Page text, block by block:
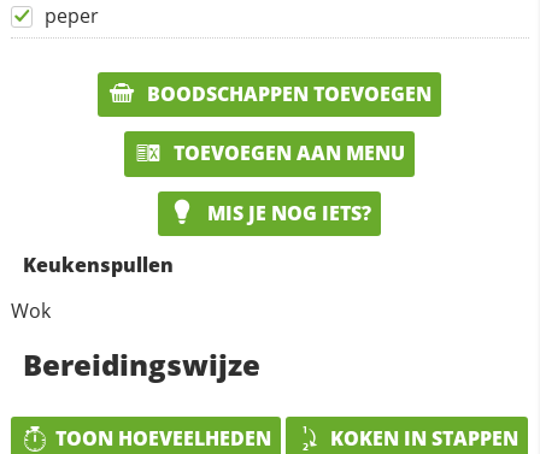
peper
BOODSCHAPPEN TOEVOEGEN
TOEVOEGEN AAN MENU
MIS JE NOG IETS?
Keukenspullen
Wok
Bereidingswijze
TOON HOEVEELHEDEN KOKEN IN STAPPEN